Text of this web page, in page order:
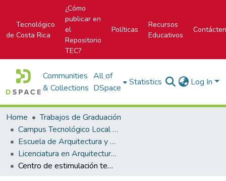
Tecnológico
de Costa Rica
¿Cómo
publicar en
el
Repositorio
TEC?
Políticas
Recursos
Educativos
Communities
& Collections
All of
DSpace
Statistics Log In
Home
Trabajos de Graduación
Campus Tecnológico Local San José
Escuela de Arquitectura y Urbanismo
Licenciatura en Arquitectura y Urbanismo
Centro de estimulación temprana y especialidades terapéuticas infantiles : Anexo a la Maternidad Carit, San José.